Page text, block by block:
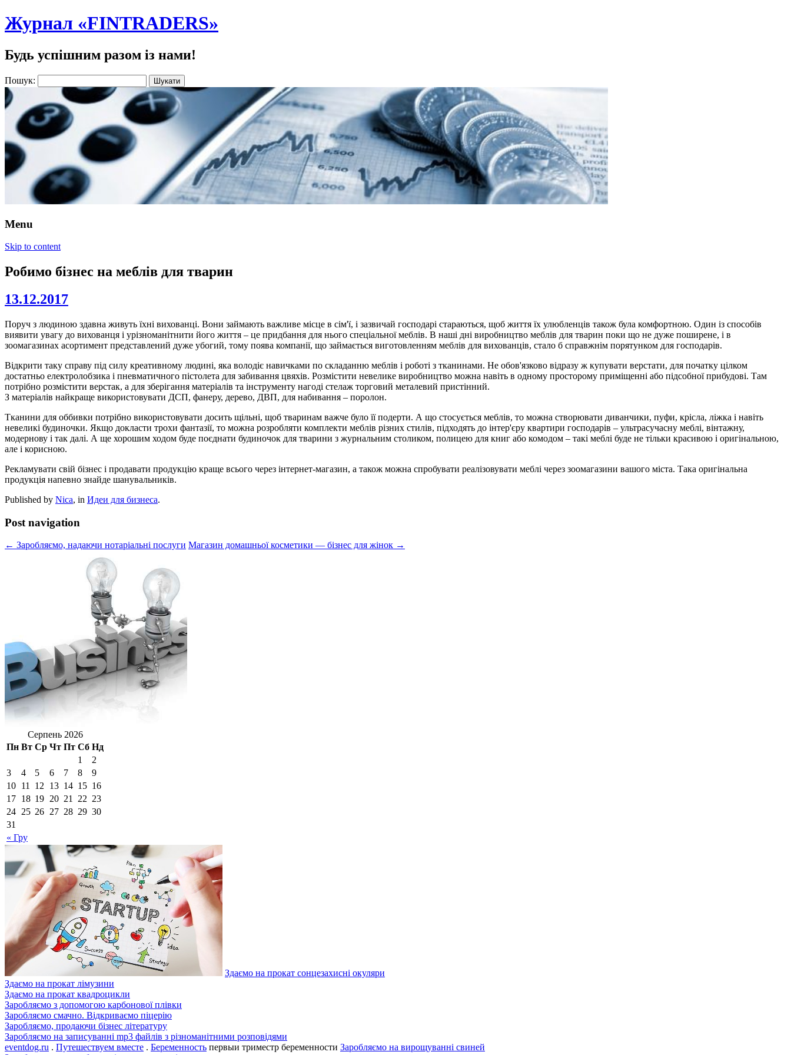
Журнал «FINTRADERS»
Будь успішним разом із нами!
Пошук:
Menu
Skip to content
Робимо бізнес на меблів для тварин
13.12.2017
Поруч з людиною здавна живуть їхні вихованці. Вони займають важливе місце в сім'ї, і зазвичай господарі стараються, щоб життя їх улюбленців також була комфортною. Один із способів
виявити увагу до вихованця і урізноманітнити його життя – це придбання для нього спеціальної меблів. В наші дні виробництво меблів для тварин поки що не дуже поширене, і в
зоомагазинах асортимент представлений дуже убогий, тому поява компанії, що займається виготовленням меблів для вихованців, стало б справжнім порятунком для господарів.
Відкрити таку справу під силу креативному людині, яка володіє навичками по складанню меблів і роботі з тканинами. Не обов'язково відразу ж купувати верстати, для початку цілком
достатньо електролобзика і пневматичного пістолета для забивання цвяхів. Розмістити невелике виробництво можна навіть в одному просторому приміщенні або підсобної прибудові. Там
потрібно розмістити верстак, а для зберігання матеріалів та інструменту нагоді стелаж торговий металевий пристінний.
З матеріалів найкраще використовувати ДСП, фанеру, дерево, ДВП, для набивання – поролон.
Тканини для оббивки потрібно використовувати досить щільні, щоб тваринам важче було її подерти. А що стосується меблів, то можна створювати диванчики, пуфи, крісла, ліжка і навіть
невеликі будиночки. Якщо докласти трохи фантазії, то можна розробляти комплекти меблів різних стилів, підходять до інтер'єру квартири господарів – ультрасучасну меблі, вінтажну,
модернову і так далі. А ще хорошим ходом буде поєднати будиночок для тварини з журнальним столиком, полицею для книг або комодом – такі меблі буде не тільки красивою і оригінальною,
але і корисною.
Рекламувати свій бізнес і продавати продукцію краще всього через інтернет-магазин, а також можна спробувати реалізовувати меблі через зоомагазини вашого міста. Така оригінальна
продукція напевно знайде шанувальників.
Published by Nica, in Идеи для бизнеса.
Post navigation
← Заробляємо, надаючи нотаріальні послуги Магазин домашньої косметики — бізнес для жінок →
Серпень 2026
Пн Вт Ср Чт Пт Сб Нд
« Гру
1
2
3
4 5 6 7 8
9
10 11 12 13 14 15 16
17 18 19 20 21 22 23
24 25 26 27 28 29 30
31
Здаємо на прокат сонцезахисні окуляри
Здаємо на прокат лімузини
Здаємо на прокат квадроцикли
Заробляємо з допомогою карбонової плівки
Заробляємо смачно. Відкриваємо піцерію
Заробляємо, продаючи бізнес літературу
Заробляємо на записуванні mp3 файлів з різноманітними розповідями
eventdog.ru . Путешествуем вместе . Беременность первыи триместр беременности Заробляємо на вирощуванні свиней